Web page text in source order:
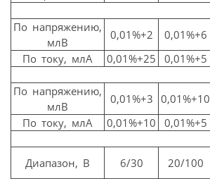
По напряжению,
млВ
0,01%+2 0,01%+6
По току, млА
0,01%+25 0,01%+5
По напряжению,
млВ
0,01%+3 0,01%+10
По току, млА
0,01%+10 0,01%+5
Диапазон, В
6/30 20/100